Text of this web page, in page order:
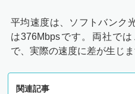
平均速度は、ソフトバンク
は376Mbpsです。両社で
で、実際の速度に差が生じま
関連記事